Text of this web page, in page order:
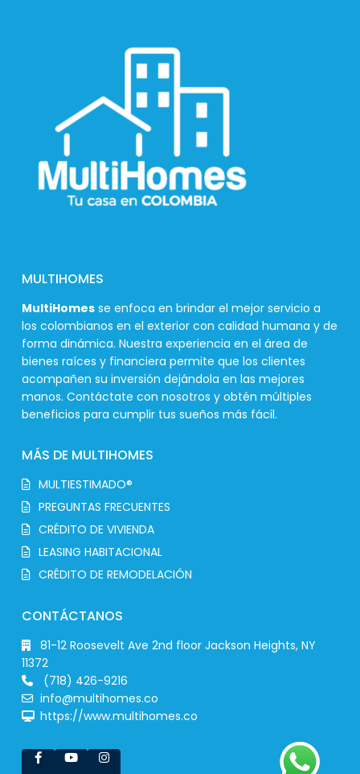
MULTIHOMES
MultiHomes se enfoca en brindar el mejor servicio a
los colombianos en el exterior con calidad humana y de
forma dinámica. Nuestra experiencia en el área de
bienes raíces y financiera permite que los clientes
acompañen su inversión dejándola en las mejores
manos. Contáctate con nosotros y obtén múltiples
beneficios para cumplir tus sueños más fácil.
MÁS DE MULTIHOMES
MULTIESTIMADO®
PREGUNTAS FRECUENTES
CRÉDITO DE VIVIENDA
LEASING HABITACIONAL
CRÉDITO DE REMODELACIÓN
CONTÁCTANOS
81-12 Roosevelt Ave 2nd floor Jackson Heights, NY
11372
(718) 426-9216
info@multihomes.co
https://www.multihomes.co